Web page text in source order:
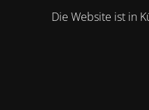
Die Website ist in